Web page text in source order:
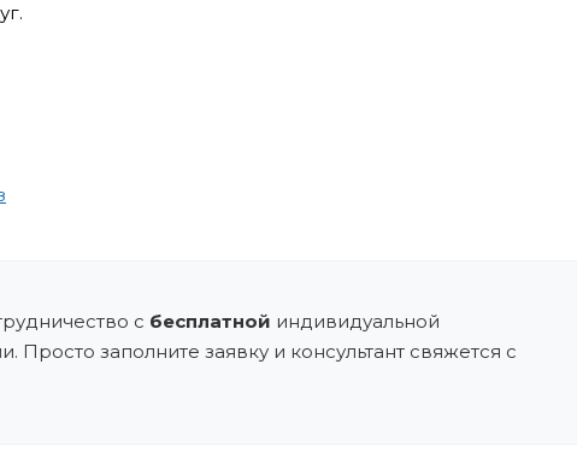
с бесплатной индивидуальной
Просто заполните заявку и консультант свяжется с